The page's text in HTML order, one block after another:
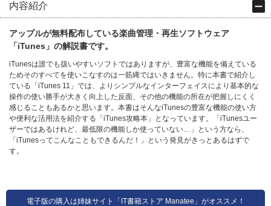
内容紹介
アップルが無料配布している楽曲管理・再生ソフトウェア
「iTunes」の解説書です。
iTunesは誰でも扱いやすいソフトではありますが、豊富な機能を備えている
ためそのすべてを使いこなすのは一筋縄ではいきません。特に本書で紹介し
ている「iTunes 11」では、よりシンプルなインターフェイスにより基本的な
操作の使い勝手が大きく向上した反面、その他の機能の所在が把握しにくく
感じることもあるかと思います。本書はそんなiTunesの豊富な機能の使い方
や便利な活用法を紹介する「iTunes攻略本」となっています。「iTunesユー
ザーではあるけれど、最低限の機能しか使っていない…」という方なら、
「iTunesってこんなこともできるんだ！」という発見がきっとあるはずで
す。
電子版の購入は姉妹サイト「IT書籍ストア Manatee」がオススメ！